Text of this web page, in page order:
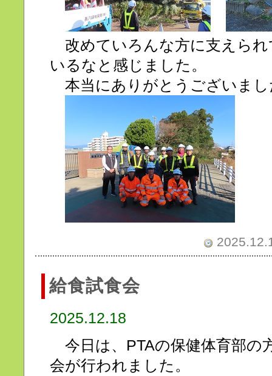
改めていろんな方に支えられ
いるなと感じました。
本当にありがとうございまし
給食試食会
2025.12.18
今日は、PTAの保健体育部の
会が行われました。